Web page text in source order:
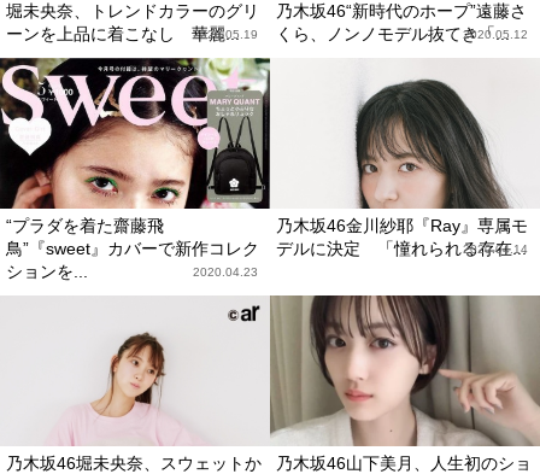
堀未央奈、トレンドカラーのグリ
ーンを上品に着こなし 華麗...
2020.05.19
乃木坂46“新時代のホープ”遠藤さ
くら、ノンノモデル抜てき「...
2020.05.12
“プラダを着た齋藤飛
鳥”『sweet』カバーで新作コレク
ションを...
2020.04.23
乃木坂46金川紗耶『Ray』専属モ
デルに決定 「憧れられる存在...
2020.04.14
乃木坂46堀未央奈、スウェットか
乃木坂46山下美月、人生初のショ